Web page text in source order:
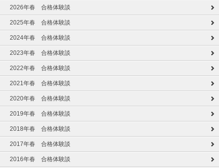
2026年春 合格体験談
2025年春 合格体験談
2024年春 合格体験談
2023年春 合格体験談
2022年春 合格体験談
2021年春 合格体験談
2020年春 合格体験談
2019年春 合格体験談
2018年春 合格体験談
2017年春 合格体験談
2016年春 合格体験談